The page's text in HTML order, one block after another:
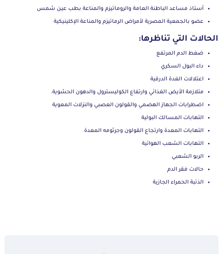
أستاذ مساعد الباطنة العامة والروماتيزم والمناعة بطب عين شمس
عضو بالجمعية المصرية لأمراض الرماتيزم والمناعة الإكلينيكية
الحالات التي تناظرها:
ضغط الدم المرتفع
داء البول السكري
اعتلالات الغدة الدرقية
متلازمة الأيض الغذائي وارتفاع الكوليسترول والدهون الحشوية.
اضطرابات الجهاز الهضمي والقولون العصبي والنزلات المعوية
التهابات المسالك البولية
التهابات المعدة وارتجاع القولون وجرثومه المعدة
التهابات الشعب الهوائية
الربو الشعبي
حالات فقر الدم
الذئبة الحمراء الجازية